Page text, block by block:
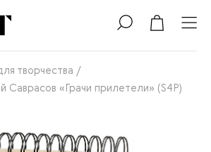
творчества /
Саврасов «Грачи прилетели» (S4P)